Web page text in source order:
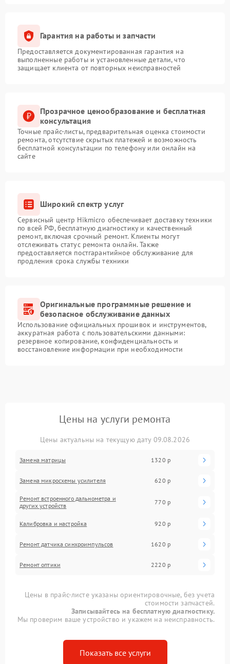
Гарантия на работы и запчасти
Предоставляется документированная гарантия на
выполненные работы и установленные детали, что
защищает клиента от повторных неисправностей
Прозрачное ценообразование и бесплатная
консультация
Точные прайс-листы, предварительная оценка стоимости
ремонта, отсутствие скрытых платежей и возможность
бесплатной консультации по телефону или онлайн на
сайте
Широкий спектр услуг
Сервисный центр Hikmicro обеспечивает доставку техники
по всей РФ, бесплатную диагностику и качественный
ремонт, включая срочный ремонт. Клиенты могут
отслеживать статус ремонта онлайн. Также
предоставляется постгарантийное обслуживание для
продления срока службы техники
Оригинальные программные решение и
безопасное обслуживание данных
Использование официальных прошивок и инструментов,
аккуратная работа с пользовательскими данными:
резервное копирование, конфиденциальность и
восстановление информации при необходимости
Цены на услуги ремонта
Цены актуальны на текущую дату 09.08.2026
Замена матрицы 1320 р
Замена микросхемы усилителя 620 р
Ремонт встроенного дальнометра и
других устройств
770 р
Калибровка и настройка 920 р
Ремонт датчика синхроимпульсов 1620 р
Ремонт оптики 2220 р
Цены в прайс-листе указаны ориентировочные, без учета
стоимости запчастей.
Записывайтесь на бесплатную диагностику.
Мы проверим ваше устройство и укажем на неисправность.
Показать все услуги